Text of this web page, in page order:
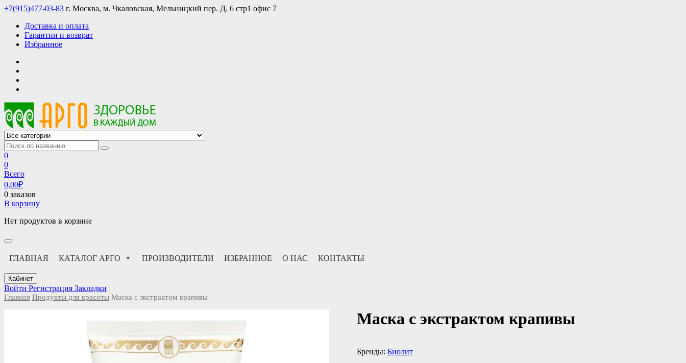
Skip
content
+7(915)477-03-83 г. Москва, м. Чкаловская, Мельницкий пер. Д. 6 стр1 офис 7
Доставка и оплата
Гарантии и возврат
Избранное
АРГО интернет магазин, доставка в Москве и по всей России
АРГО каталог каталог продукции, официальные цены
0
0
Всего
0,00₽
0 заказов
В корзину
Нет продуктов в корзине
ГЛАВНАЯ КАТАЛОГ АРГО ПРОИЗВОДИТЕЛИ ИЗБРАННОЕ О НАС КОНТАКТЫ
Кабинет
Войти Регистрация Закладки
Главная Продукты для красоты Маска с экстрактом крапивы
Маска с экстрактом крапивы
Бренды: Биолит